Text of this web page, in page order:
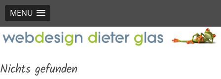
MENU
Nichts gefunden